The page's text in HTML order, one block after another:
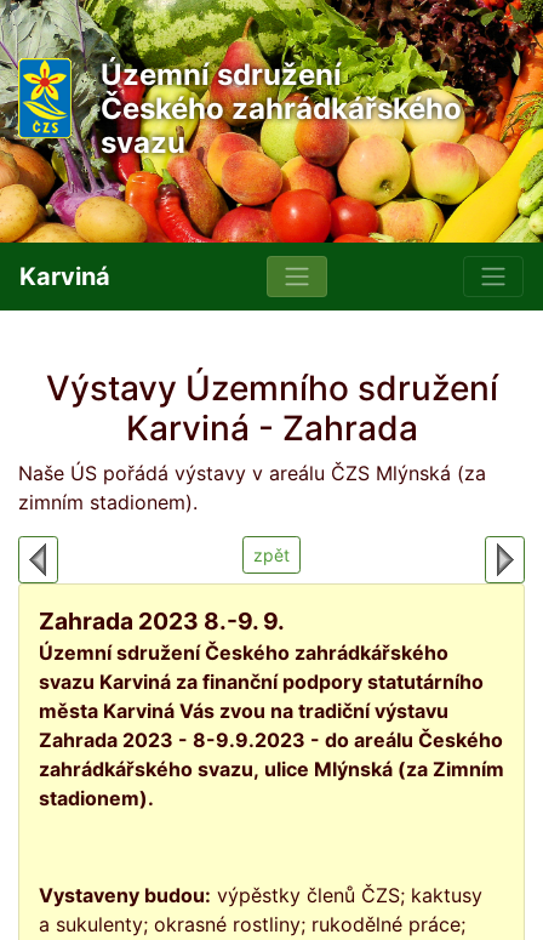
Územní sdružení
Českého zahrádkářského
svazu
Karviná
Výstavy Územního sdružení
Karviná - Zahrada
Naše ÚS pořádá výstavy v areálu ČZS Mlýnská (za
zimním stadionem).
zpět
Zahrada 2023 8.-9. 9.
Územní sdružení Českého zahrádkářského
svazu Karviná za finanční podpory statutárního
města Karviná Vás zvou na tradiční výstavu
Zahrada 2023 - 8-9.9.2023 - do areálu Českého
zahrádkářského svazu, ulice Mlýnská (za Zimním
stadionem).
Vystaveny budou: výpěstky členů ČZS; kaktusy
a sukulenty; okrasné rostliny; rukodělné práce;